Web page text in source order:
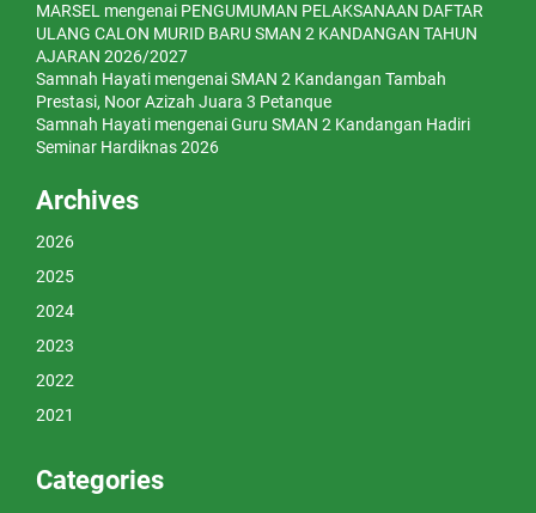
MARSEL mengenai PENGUMUMAN PELAKSANAAN DAFTAR
ULANG CALON MURID BARU SMAN 2 KANDANGAN TAHUN
AJARAN 2026/2027
Samnah Hayati mengenaiSMAN 2 Kandangan Tambah
Prestasi, Noor Azizah Juara 3 Petanque
Samnah Hayati mengenaiGuru SMAN 2 Kandangan Hadiri
Seminar Hardiknas 2026
Archives
2026
2025
2024
2023
2022
2021
Categories